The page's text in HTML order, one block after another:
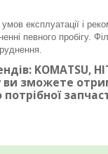
експлуатації і
певного пробігу.
KOMATSU,
ви зможете